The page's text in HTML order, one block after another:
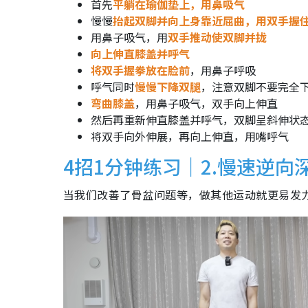
首先平躺在瑜伽垫上，用鼻吸气
慢慢抬起双脚并向上身靠近屈曲，用双手握
用鼻子吸气，用双手推动使双脚并拢
向上伸直膝盖并呼气
将双手握拳放在脸前，用鼻子呼吸
呼气同时慢慢下降双腿，注意双脚不要完全
弯曲膝盖，用鼻子吸气，双手向上伸直
然后再重新伸直膝盖并呼气，双脚呈斜伸状
将双手向外伸展，再向上伸直，用嘴呼气
4招1分钟练习｜2.慢速逆向
当我们改善了骨盆问题等，做其他运动就更易